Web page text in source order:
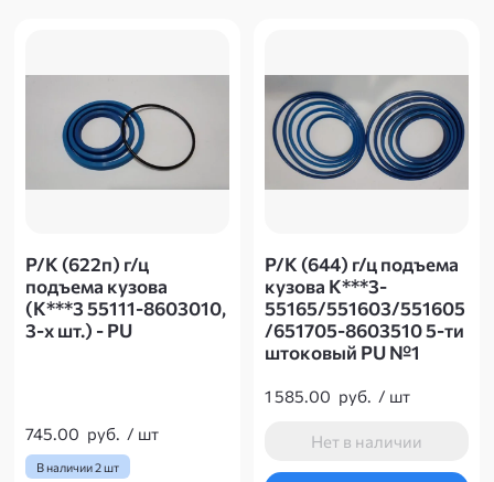
Р/К (622п) г/ц
подъема кузова
(К***3 55111-8603010,
3-х шт.) - PU
В наличии2 шт
745.00 руб. / шт
Р/К (644) г/ц подъема
кузова К***3-
55165/551603/551605
/651705-8603510 5-ти
штоковый PU №1
1 585.00 руб. / шт
Нет в наличии